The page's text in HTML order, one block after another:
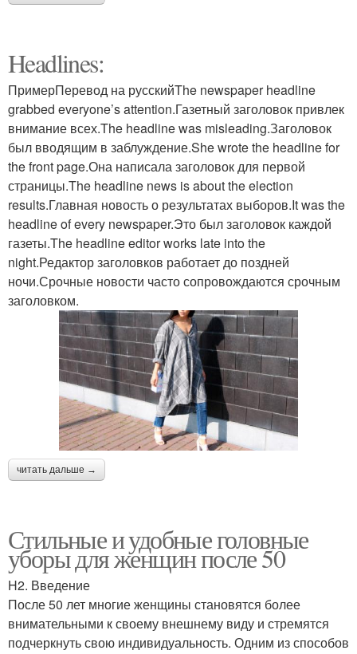
Headlines:
ПримерПеревод на русскийThe newspaper headline
grabbed everyone’s attention.Газетный заголовок привлек
внимание всех.The headline was misleading.Заголовок
был вводящим в заблуждение.She wrote the headline for
the front page.Она написала заголовок для первой
страницы.The headline news is about the election
results.Главная новость о результатах выборов.It was the
headline of every newspaper.Это был заголовок каждой
газеты.The headline editor works late into the
night.Редактор заголовков работает до поздней
ночи.Срочные новости часто сопровождаются срочным
заголовком.
читать дальше →
Стильные и удобные головные
уборы для женщин после 50
H2. Введение
После 50 лет многие женщины становятся более
внимательными к своему внешнему виду и стремятся
подчеркнуть свою индивидуальность. Одним из способов